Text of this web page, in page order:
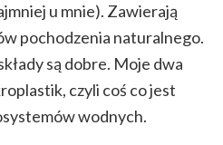
u mnie). Zawierają
pochodzenia naturalnego.
są dobre. Moje dwa
czyli coś co jest
wodnych.